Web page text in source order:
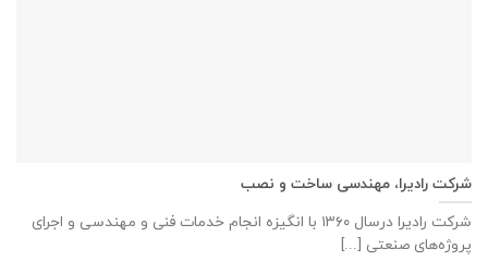
شرکت رادیرا، مهندسی ساخت و نصب
شرکت رادیرا درسال ۱۳۶۰ با انگیزه انجام خدمات فنی و مهندسی و اجرای
پروژه‌های صنعتی [...]